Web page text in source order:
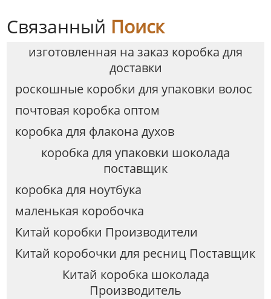
Связанный Поиск
изготовленная на заказ коробка для
доставки
роскошные коробки для упаковки волос
почтовая коробка оптом
коробка для флакона духов
коробка для упаковки шоколада
поставщик
коробка для ноутбука
маленькая коробочка
Китай коробки Производители
Китай коробочки для ресниц Поставщик
Китай коробка шоколада
Производитель